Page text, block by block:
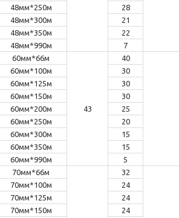
48мм*250м
28
48мм*300м
21
48мм*350м
22
48мм*990м
7
60мм*66м
43
40
60мм*100м 30
60мм*125м
30
60мм*150м
30
60мм*200м
25
60мм*250м
20
60мм*300м
15
60мм*350м
15
60мм*990м
5
70мм*66м
32
70мм*100м 24
70мм*125м
24
70мм*150м
24